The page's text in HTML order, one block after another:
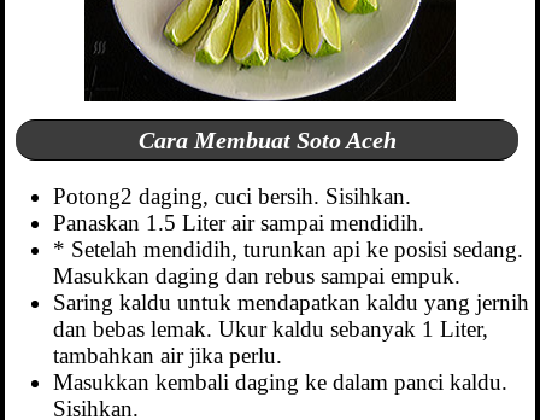
Cara Membuat Soto Aceh
Potong2 daging, cuci bersih. Sisihkan.
Panaskan 1.5 Liter air sampai mendidih.
* Setelah mendidih, turunkan api ke posisi sedang.
Masukkan daging dan rebus sampai empuk.
Saring kaldu untuk mendapatkan kaldu yang jernih
dan bebas lemak. Ukur kaldu sebanyak 1 Liter,
tambahkan air jika perlu.
Masukkan kembali daging ke dalam panci kaldu.
Sisihkan.